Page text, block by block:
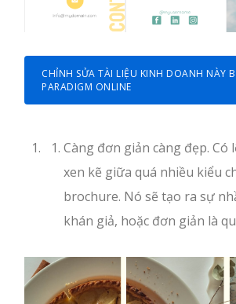
CHỈNH SỬA TÀI LIỆU KINH DOANH NÀY
PARADIGM ONLINE
Càng đơn giản càng đẹp. Có
xen kẽ giữa quá nhiều kiểu
brochure. Nó sẽ tạo ra sự
khán giả, hoặc đơn giản là